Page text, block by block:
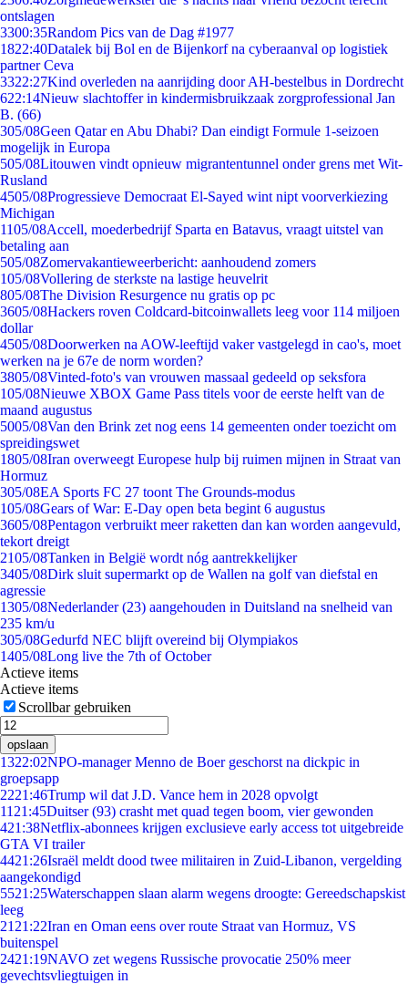
ontslagen
3300:35Random Pics van de Dag #1977
1822:40Datalek bij Bol en de Bijenkorf na cyberaanval op logistiek
partner Ceva
3322:27Kind overleden na aanrijding door AH-bestelbus in Dordrecht
622:14Nieuw slachtoffer in kindermisbruikzaak zorgprofessional Jan
B. (66)
305/08Geen Qatar en Abu Dhabi? Dan eindigt Formule 1-seizoen
mogelijk in Europa
505/08Litouwen vindt opnieuw migrantentunnel onder grens met Wit-
Rusland
4505/08Progressieve Democraat El-Sayed wint nipt voorverkiezing
Michigan
1105/08Accell, moederbedrijf Sparta en Batavus, vraagt uitstel van
betaling aan
505/08Zomervakantieweerbericht: aanhoudend zomers
105/08Vollering de sterkste na lastige heuvelrit
805/08The Division Resurgence nu gratis op pc
3605/08Hackers roven Coldcard-bitcoinwallets leeg voor 114 miljoen
dollar
4505/08Doorwerken na AOW-leeftijd vaker vastgelegd in cao's, moet
werken na je 67e de norm worden?
3805/08Vinted-foto's van vrouwen massaal gedeeld op seksfora
105/08Nieuwe XBOX Game Pass titels voor de eerste helft van de
maand augustus
5005/08Van den Brink zet nog eens 14 gemeenten onder toezicht om
spreidingswet
1805/08Iran overweegt Europese hulp bij ruimen mijnen in Straat van
Hormuz
305/08EA Sports FC 27 toont The Grounds-modus
105/08Gears of War: E-Day open beta begint 6 augustus
3605/08Pentagon verbruikt meer raketten dan kan worden aangevuld,
tekort dreigt
2105/08Tanken in België wordt nóg aantrekkelijker
3405/08Dirk sluit supermarkt op de Wallen na golf van diefstal en
agressie
1305/08Nederlander (23) aangehouden in Duitsland na snelheid van
235 km/u
305/08Gedurfd NEC blijft overeind bij Olympiakos
1405/08Long live the 7th of October
Actieve items
Actieve items
Scrollbar gebruiken
opslaan
1322:02NPO-manager Menno de Boer geschorst na dickpic in
groepsapp
2221:46Trump wil dat J.D. Vance hem in 2028 opvolgt
11 21:45Duitser (93) crasht met quad tegen boom, vier gewonden
421:38Netflix-abonnees krijgen exclusieve early access tot uitgebreide
GTA VI trailer
4421:26Israël meldt dood twee militairen in Zuid-Libanon, vergelding
aangekondigd
5521:25Waterschappen slaan alarm wegens droogte: Gereedschapskist
leeg
21 21:22Iran en Oman eens over route Straat van Hormuz, VS
buitenspel
2421:19NAVO zet wegens Russische provocatie 250% meer
gevechtsvliegtuigen in